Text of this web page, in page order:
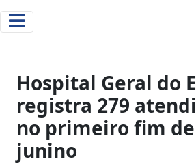
Hospital Geral do
registra 279
no primeiro fim
junino